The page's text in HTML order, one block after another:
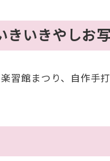
いきやしお
習館まつり、自作手